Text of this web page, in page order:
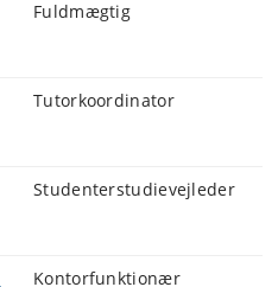
Fuldmægtig
Tutorkoordinator
Studenterstudievejleder
Kontorfunktionær